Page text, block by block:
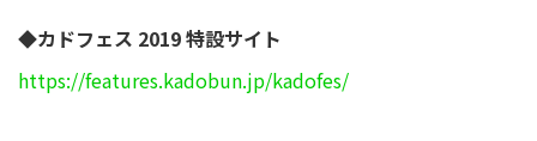
◆カドフェス 2019 特設サイト
https://features.kadobun.jp/kadofes/